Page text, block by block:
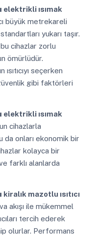
elektrikli ısımak
büyük metrekareli
yukarı taşır.
cihazlar zorlu
ömürlüdür.
ısıtıcıyı seçerken
gibi faktörleri
elektrikli ısımak
cihazlarla
onları ekonomik bir
kolayca bir
farklı alanlarda
kiralık mazotlu ısıtıcı
akışı ile mükemmel
tercih ederek
olurlar. Performans